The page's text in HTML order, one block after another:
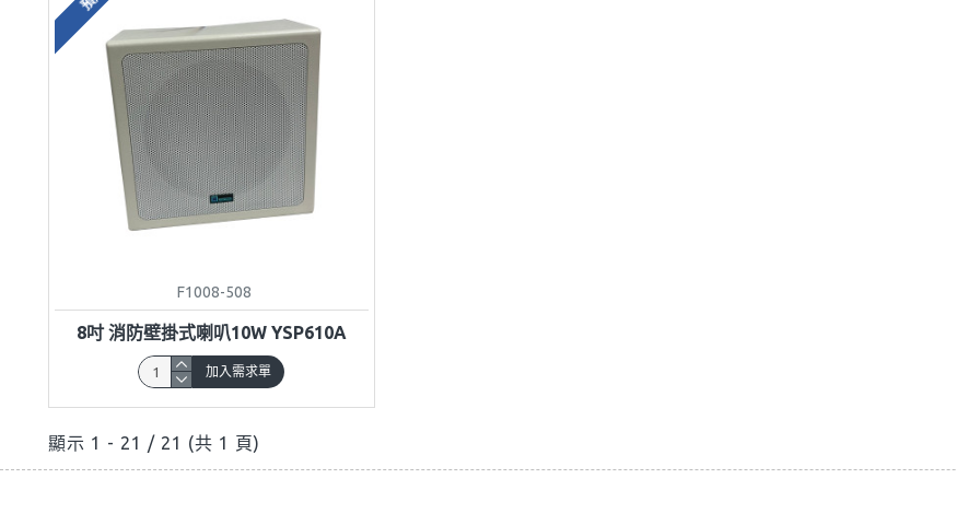
F1008-508
8吋 消防壁掛式喇叭10W YSP610A
加入需求單
顯示 1 - 21 / 21 (共 1 頁)